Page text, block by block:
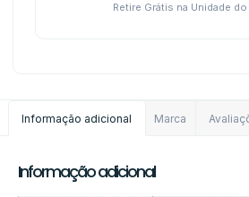
Retire Grátis na Unidade do
Informação adicional Marca
Informação adicional